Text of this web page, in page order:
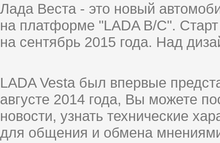
Лада Веста - это новый
на платформе "LADA B/C".
на сентябрь 2015 года. Над
LADA Vesta был впервые
августе 2014 года, Вы можете
новости, узнать технические
для общения и обмена